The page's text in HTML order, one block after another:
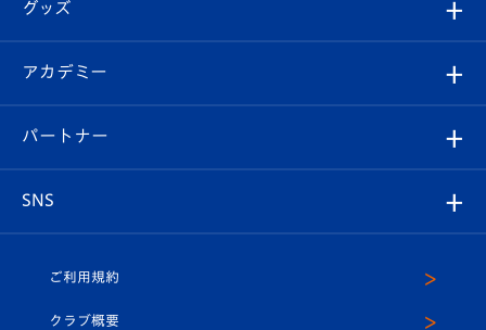
チケット
イベント
メディア
ホームタウン
スタッフプロフィール
マスコット紹介
Revive Team
ヴィヴィくんの長崎おもてなしガイド
フォトギャラリー
スタジアムグルメ
V-LOVERS（ファンクラブ）
プレイヤーズスイート
グッズ
オンラインショップ
店舗情報
アカデミー
育成からのお知らせ
U-18
パートナー
SNS
ヴィヴィくんインスタグラム
ご利用規約
クラブ概要